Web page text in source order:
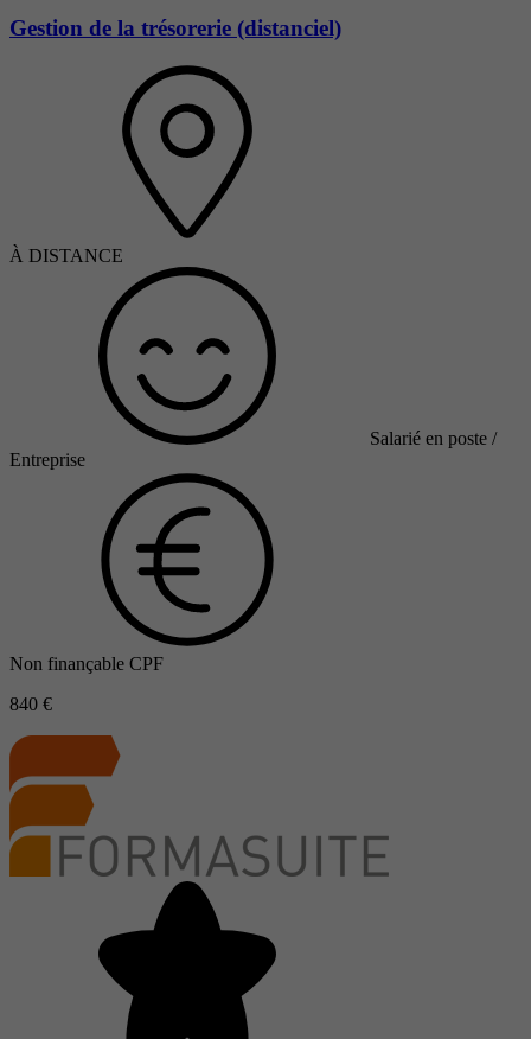
Gestion de la trésorerie (distanciel)
À DISTANCE
Salarié en poste /
Entreprise
Non finançable CPF
840 €